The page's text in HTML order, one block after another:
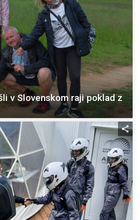
v Slovenskom raji poklad z